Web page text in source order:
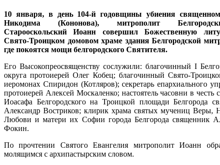
10 января, в день 104-й годовщины убиения
Никодима (Кононова), митрополит
Старооскольский Иоанн совершил Божественную
Свято-Троицком домовом храме здания Белгородской
где покоятся мощи белгородского Святителя.
Его Высокопреосвященству сослужили: благочинный I
округа протоиерей Олег Кобец; благочинный Свято-
иеромонах Спиридон (Котляров); секретарь епархиального
протоиерей Алексей Москаленко; настоятель часовни в честь
Иоасафа Белгородского на Троицкой площади Белгорода
Александр Востриков; клирик храма святых мучениц Веры,
Любови и матери их Софии города Белгорода священник
Фокин.
По прочтении Святого Евангелия митрополит Иоанн
молящимся с архипастырским словом.